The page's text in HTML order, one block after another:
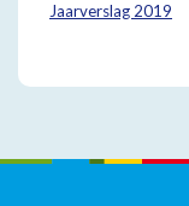
Jaarverslag 2019